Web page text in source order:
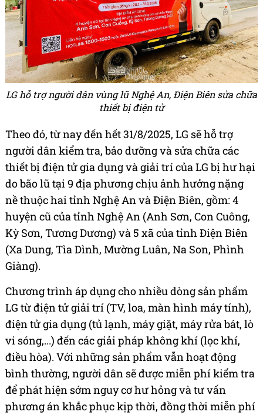
LG hỗ trợ người dân vùng lũ Nghệ An, Điện Biên sửa chữa
thiết bị điện tử
Theo đó, từ nay đến hết 31/8/2025, LG sẽ hỗ trợ
người dân kiểm tra, bảo dưỡng và sửa chữa các
thiết bị điện tử gia dụng và giải trí của LG bị hư hại
do bão lũ tại 9 địa phương chịu ảnh hưởng nặng
nề thuộc hai tỉnh Nghệ An và Điện Biên, gồm: 4
huyện cũ của tỉnh Nghệ An (Anh Sơn, Con Cuông,
Kỳ Sơn, Tương Dương) và 5 xã của tỉnh Điện Biên
(Xa Dung, Tìa Dình, Mường Luân, Na Son, Phình
Giàng).
Chương trình áp dụng cho nhiều dòng sản phẩm
LG từ điện tử giải trí (TV, loa, màn hình máy tính),
điện tử gia dụng (tủ lạnh, máy giặt, máy rửa bát, lò
vi sóng,...) đến các giải pháp không khí (lọc khí,
điều hòa). Với những sản phẩm vẫn hoạt động
bình thường, người dân sẽ được miễn phí kiểm tra
để phát hiện sớm nguy cơ hư hỏng và tư vấn
phương án khắc phục kịp thời, đồng thời miễn phí